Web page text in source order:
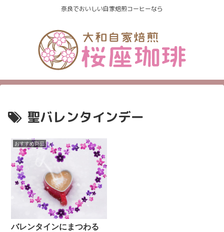
奈良でおいしい自家焙煎コーヒーなら
聖バレンタインデー
おすすめ商品
バレンタインにまつわる